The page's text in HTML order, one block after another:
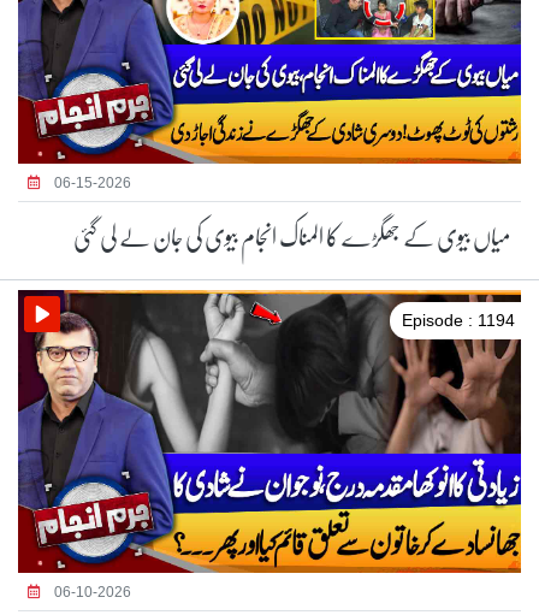
06-15-2026
میاں بیوی کے جھگڑے کا المناک انجام بیوی کی جان لے لی گئی
Episode : 1194
06-10-2026